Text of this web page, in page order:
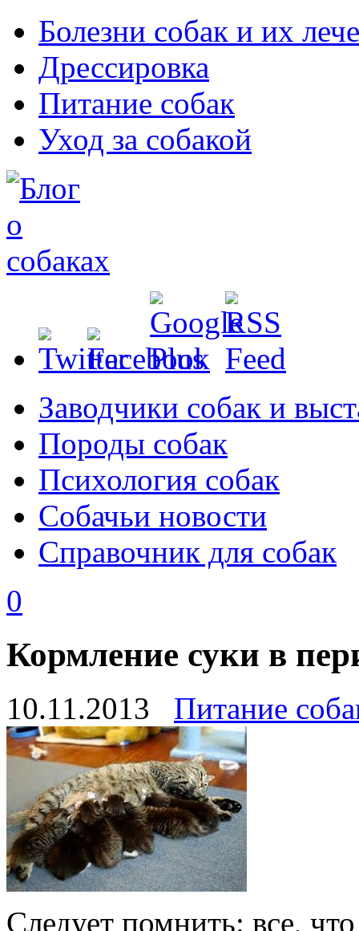
Болезни собак и их
Дрессировка
Питание собак
Уход за собакой
Заводчики собак и
Породы собак
Психология собак
Собачьи новости
Справочник для собак
0
Кормление суки в
10.11.2013 Питание
Следует помнить: все,